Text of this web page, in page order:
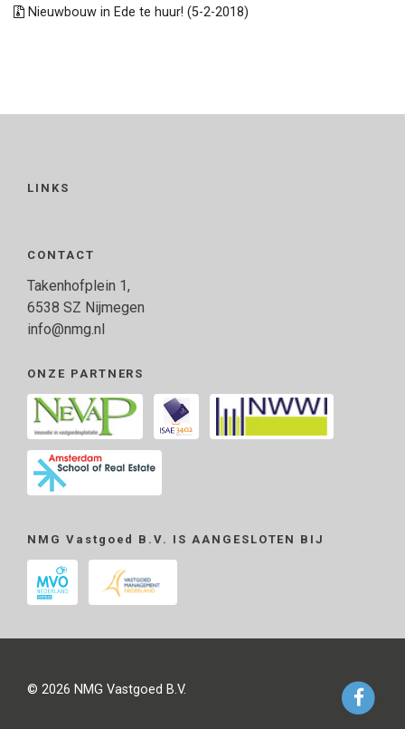
Nieuwbouw in Ede te huur! (5-2-2018)
LINKS
CONTACT
Takenhofplein 1,
6538 SZ Nijmegen
info@nmg.nl
ONZE PARTNERS
NMG Vastgoed B.V. IS AANGESLOTEN BIJ
© 2026 NMG Vastgoed B.V.